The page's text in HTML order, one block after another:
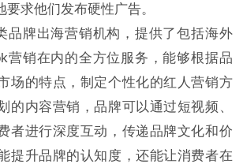
求他们发布硬性广告。
品牌出海营销机构，提供了包括海外
营销在内的全方位服务，能够根据品
场的特点，制定个性化的红人营销方
的内容营销，品牌可以通过短视频、
者进行深度互动，传递品牌文化和价
提升品牌的认知度，还能让消费者在